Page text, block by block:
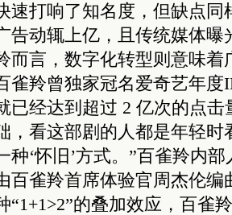
打响了知名度，但缺点同
告动辄上亿，且传统媒体曝
而言，数字化转型则意味着
羚曾独家冠名爱奇艺年度
已经达到超过 2 亿次的点击
，看这部剧的人都是年轻时
种‘怀旧’方式。”百雀羚内
百雀羚首席体验官周杰伦编
“1+1>2”的叠加效应，百雀